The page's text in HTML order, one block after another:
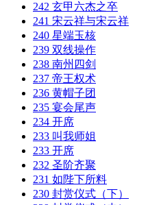
242 玄甲六杰之卒
241 宋云祥与宋云祥
240 星端玉核
239 双线操作
238 南州四剑
237 帝王权术
236 黄帽子团
235 宴会尾声
234 开席
233 叫我师姐
233 开席
232 圣阶齐聚
231 如陛下所料
230 封赏仪式（下）